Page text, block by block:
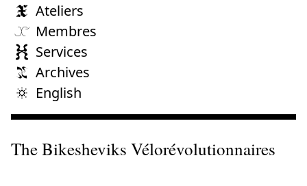
Ateliers
Membres
Services
Archives
English
The Bikesheviks Vélorévolutionnaires